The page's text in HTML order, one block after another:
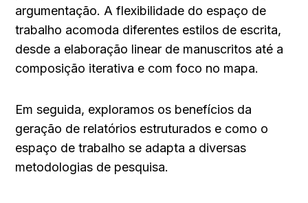
argumentação. A flexibilidade do espaço de
trabalho acomoda diferentes estilos de escrita,
desde a elaboração linear de manuscritos até a
composição iterativa e com foco no mapa.
Em seguida, exploramos os benefícios da
geração de relatórios estruturados e como o
espaço de trabalho se adapta a diversas
metodologias de pesquisa.